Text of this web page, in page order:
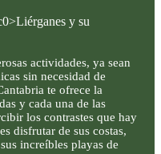
actividades, ya sean
sin necesidad de
te ofrece la
y cada una de las
los contrastes que hay
disfrutar de sus costas,
increíbles playas de